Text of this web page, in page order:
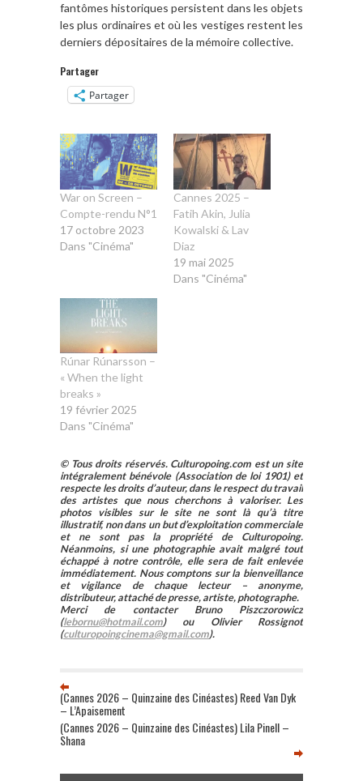
fantômes historiques persistent dans les objets
les plus ordinaires et où les vestiges restent les
derniers dépositaires de la mémoire collective.
Partager
Partager
War on Screen –
Compte-rendu N°1
17 octobre 2023
Dans "Cinéma"
Cannes 2025 –
Fatih Akin, Julia
Kowalski & Lav
Diaz
19 mai 2025
Dans "Cinéma"
Rúnar Rúnarsson –
« When the light
breaks »
19 février 2025
Dans "Cinéma"
© Tous droits réservés. Culturopoing.com est un site
intégralement bénévole (Association de loi 1901) et
respecte les droits d’auteur, dans le respect du travail
des artistes que nous cherchons à valoriser. Les
photos visibles sur le site ne sont là qu’à titre
illustratif, non dans un but d’exploitation commerciale
et ne sont pas la propriété de Culturopoing.
Néanmoins, si une photographie avait malgré tout
échappé à notre contrôle, elle sera de fait enlevée
immédiatement. Nous comptons sur la bienveillance
et vigilance de chaque lecteur – anonyme,
distributeur, attaché de presse, artiste, photographe.
Merci de contacter Bruno Piszczorowicz
(lebornu@hotmail.com) ou Olivier Rossignot
(culturopoingcinema@gmail.com).
(Cannes 2026 – Quinzaine des Cinéastes) Reed Van Dyk
– L’Apaisement
(Cannes 2026 – Quinzaine des Cinéastes) Lila Pinell –
Shana